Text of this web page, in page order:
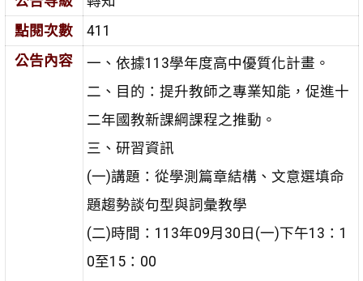
點閱次數
411
公告內容
一、依據113學年度高中優質化計畫。
二、目的：提升教師之專業知能，促進十
二年國教新課綱課程之推動。
三、研習資訊
(一)講題：從學測篇章結構、文意選填命
題趨勢談句型與詞彙教學
(二)時間：113年09月30日(一)下午13：1
0至15：00